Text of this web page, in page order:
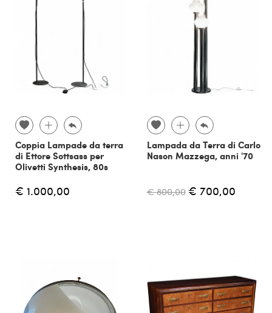
Coppia Lampade da terra
di Ettore Sottsass per
Olivetti Synthesis, 80s
€ 1.000,00
Lampada da Terra di Carlo
Nason Mazzega, anni '70
€ 800,00 € 700,00